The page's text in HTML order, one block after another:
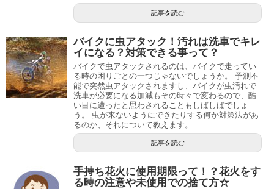
記事を読む
バイクに虫アタック！汚れは洗車でキレ
イになる？対策できる事って？
バイクで虫アタックされるのは、バイクで走ってい
る時の困りごとの一つじゃないでしょうか。 予測不
能で突然虫アタックされますし、バイクが虫汚れで
洗車が必要になる加減もその時々で変わるので、酷
い目に遭ったと思わされることもしばしばでしょ
う。 虫が来ないようにできたりする何か対策法があ
るのか、それについて教えます。
記事を読む
手持ち花火に使用期限って！？花火をす
る時の注意や未使用での捨て方☆